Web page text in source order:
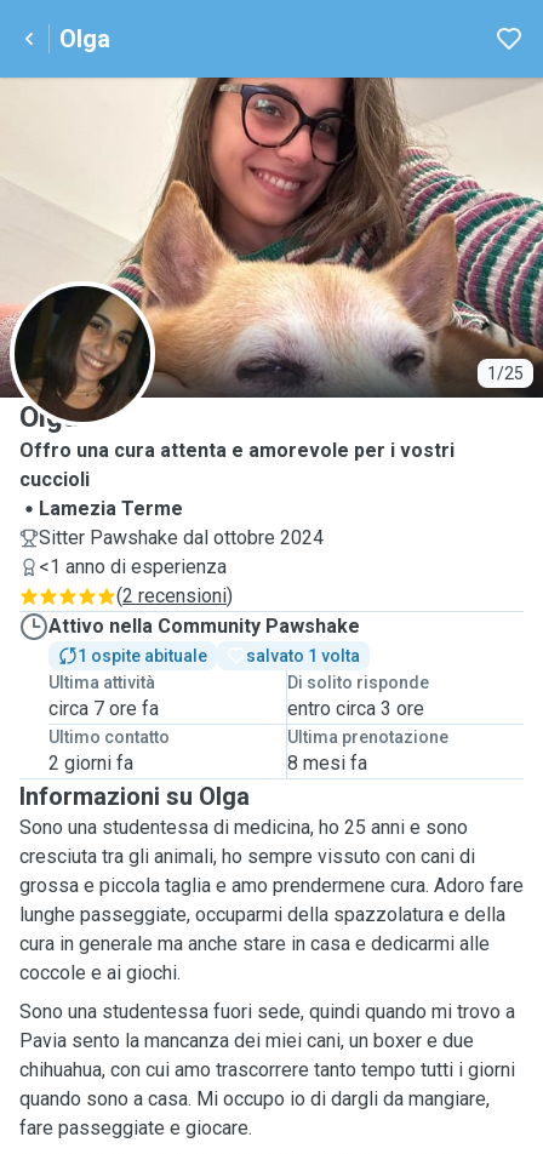
Olga
1/25
O
Olga
Offro una cura attenta e amorevole per i vostri
cuccioli
Lamezia Terme
Sitter Pawshake dal ottobre 2024
<1 anno di esperienza
(2 recensioni)
Attivo nella Community Pawshake
1 ospite abituale
salvato 1 volta
Ultima attività
circa 7 ore fa
Di solito risponde
entro circa 3 ore
Ultimo contatto
2 giorni fa
Ultima prenotazione
8 mesi fa
Informazioni su Olga
Sono una studentessa di medicina, ho 25 anni e sono
cresciuta tra gli animali, ho sempre vissuto con cani di
grossa e piccola taglia e amo prendermene cura. Adoro fare
lunghe passeggiate, occuparmi della spazzolatura e della
cura in generale ma anche stare in casa e dedicarmi alle
coccole e ai giochi.
Sono una studentessa fuori sede, quindi quando mi trovo a
Pavia sento la mancanza dei miei cani, un boxer e due
chihuahua, con cui amo trascorrere tanto tempo tutti i giorni
quando sono a casa. Mi occupo io di dargli da mangiare,
fare passeggiate e giocare.